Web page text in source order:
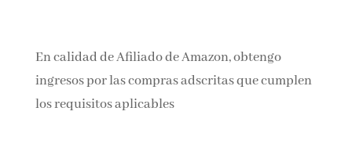
En calidad de Afiliado de Amazon, obtengo
ingresos por las compras adscritas que cumplen
los requisitos aplicables